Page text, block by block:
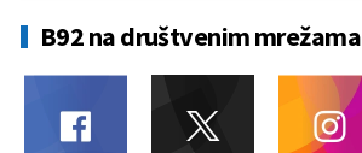
B92 na društvenim mrežama